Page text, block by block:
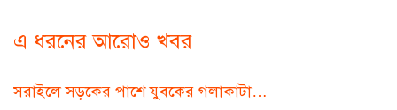
এ ধরনের আরোও খবর
সরাইলে সড়কের পাশে যুবকের গলাকাটা…